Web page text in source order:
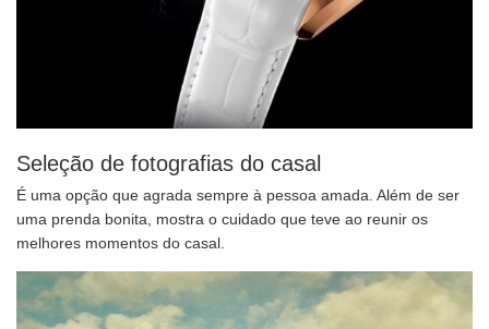
Seleção de fotografias do casal
É uma opção que agrada sempre à pessoa amada. Além de ser
uma prenda bonita, mostra o cuidado que teve ao reunir os
melhores momentos do casal.